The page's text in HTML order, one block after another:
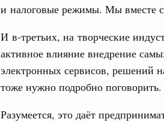
и налоговые режимы. Мы вместе
И в‑третьих, на творческие
активное влияние внедрение
электронных сервисов, решений
тоже нужно подробно поговорить.
Разумеется, это даёт